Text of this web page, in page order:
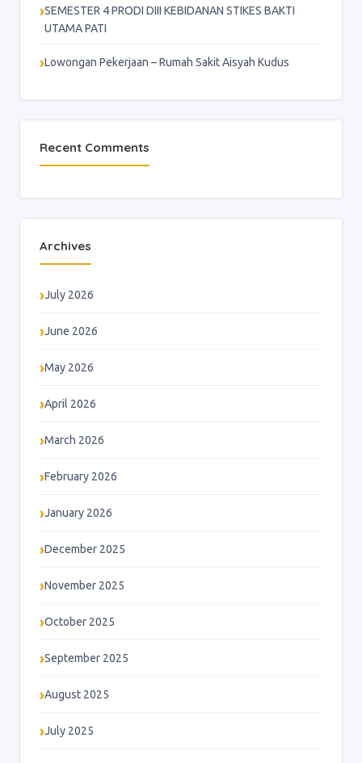
SEMESTER 4 PRODI DIII KEBIDANAN STIKES BAKTI
UTAMA PATI
Lowongan Pekerjaan – Rumah Sakit Aisyah Kudus
Recent Comments
Archives
July 2026
June 2026
May 2026
April 2026
March 2026
February 2026
January 2026
December 2025
November 2025
October 2025
September 2025
August 2025
July 2025